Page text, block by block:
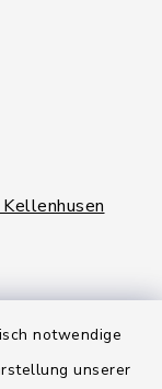
notwendige
unserer